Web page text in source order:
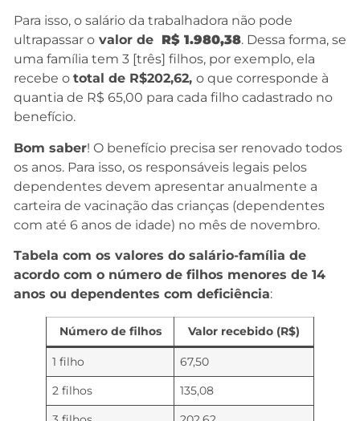
Para isso, o salário da trabalhadora não pode
ultrapassar o valor de R$ 1.980,38. Dessa forma, se
uma família tem 3 [três] filhos, por exemplo, ela
recebe o total de R$202,62, o que corresponde à
quantia de R$ 65,00 para cada filho cadastrado no
benefício.
Bom saber! O benefício precisa ser renovado todos
os anos. Para isso, os responsáveis legais pelos
dependentes devem apresentar anualmente a
carteira de vacinação das crianças (dependentes
com até 6 anos de idade) no mês de novembro.
Tabela com os valores do salário-família de
acordo com o número de filhos menores de 14
anos ou dependentes com deficiência:
Número de filhos Valor recebido (R$)
1 filho
67,50
2 filhos
135,08